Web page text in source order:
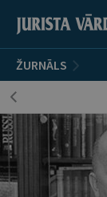
ŽURNĀLS